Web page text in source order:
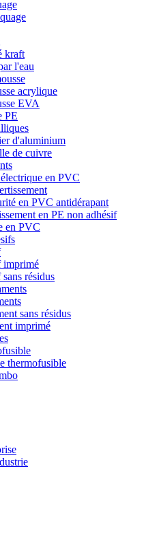
kraft
l'eau
acrylique
EVA
PE
d'aluminium
de cuivre
en PVC
en PVC antidérapant
en PE non adhésif
en PVC
imprimé
résidus
sans résidus
imprimé
thermofusible